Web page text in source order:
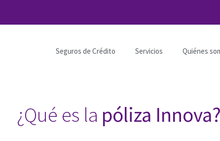
Seguros de Crédito Servicios Quiénes
¿Qué es la póliza Innova?